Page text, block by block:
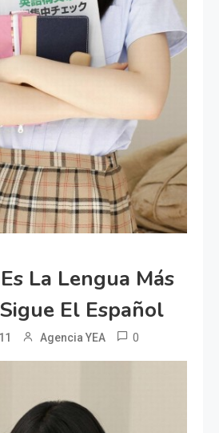
La Lengua Más
El Español
Agencia YEA 0